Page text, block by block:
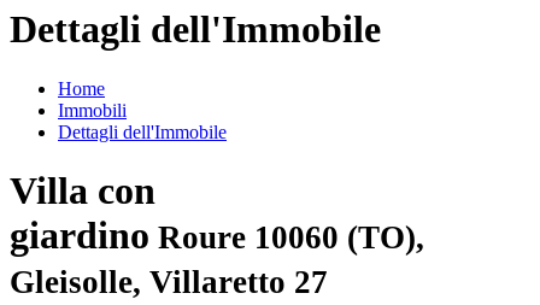
Dettagli dell'Immobile
Home
Immobili
Dettagli dell'Immobile
Villa con
giardino Roure 10060 (TO),
Gleisolle, Villaretto 27